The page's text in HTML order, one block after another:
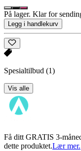
På lager. Klar for
Legg i handlekurv
Spesialtilbud (1)
Vis alle
Få ditt GRATIS 3-
dette produktet.Lær mer.